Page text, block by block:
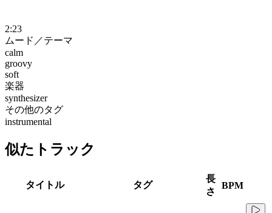
2:23
ムード／テーマ
calm
groovy
soft
楽器
synthesizer
その他のタグ
instrumental
似たトラック
タイトル タグ
長
さ
BPM